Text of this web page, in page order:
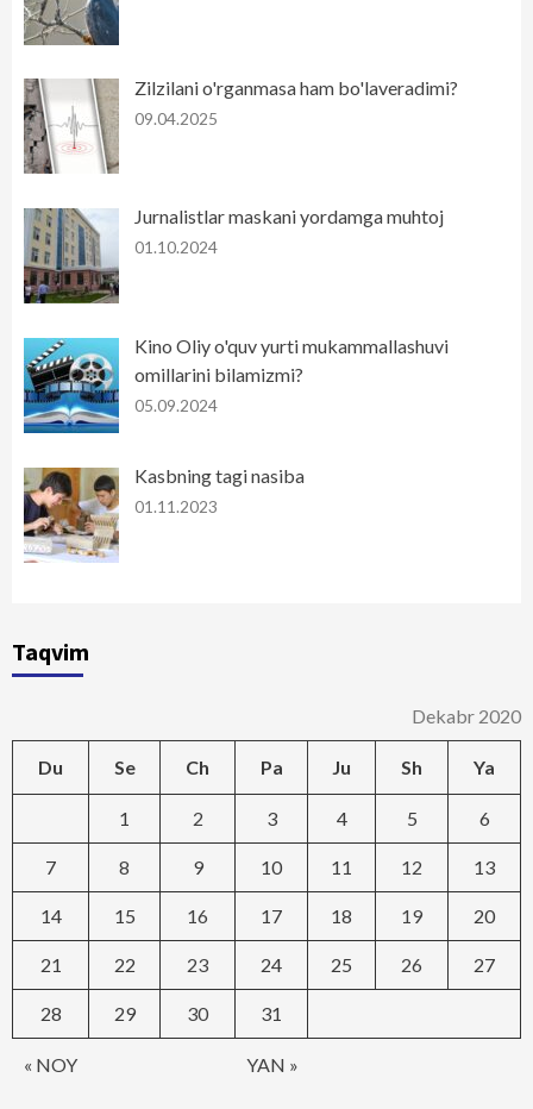
Zilzilani o'rganmasa ham bo'laveradimi?
09.04.2025
Jurnalistlar maskani yordamga muhtoj
01.10.2024
Kino Oliy o'quv yurti mukammallashuvi
omillarini bilamizmi?
05.09.2024
Kasbning tagi nasiba
01.11.2023
Taqvim
Dekabr 2020
Du Se Ch Pa Ju Sh Ya
« NOY YAN »
1 2 3 4 5 6
7 8 9 10 11 12 13
14 15 16 17 18 19 20
21 22 23 24 25 26 27
28 29 30 31